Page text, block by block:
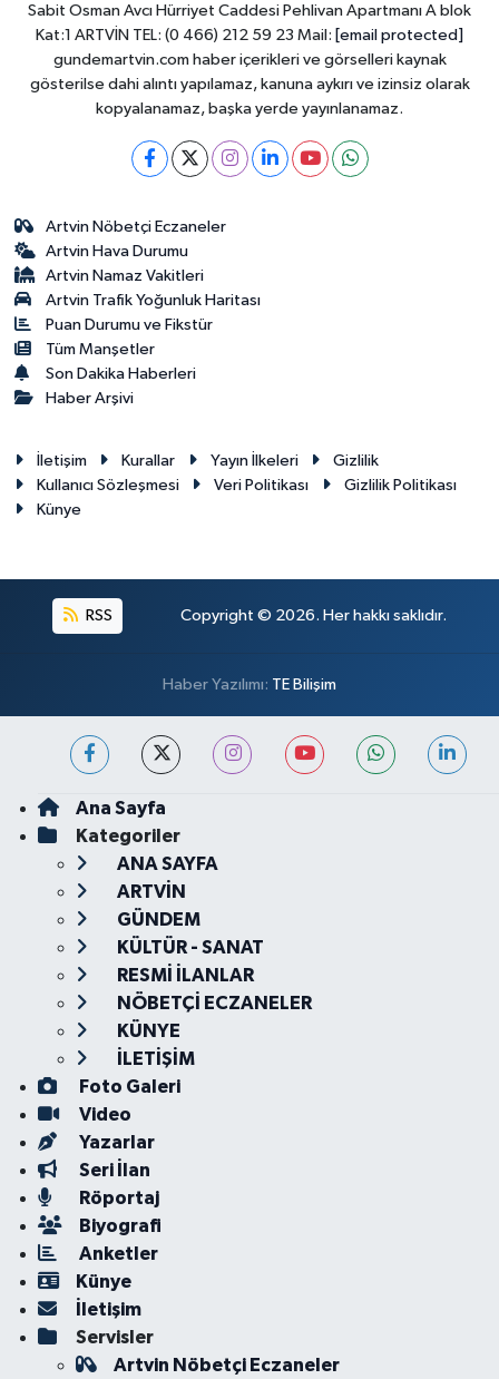
Sabit Osman Avcı Hürriyet Caddesi Pehlivan Apartmanı A blok
Kat:1 ARTVİN TEL: (0 466) 212 59 23 Mail: [email protected]
gundemartvin.com haber içerikleri ve görselleri kaynak
gösterilse dahi alıntı yapılamaz, kanuna aykırı ve izinsiz olarak
kopyalanamaz, başka yerde yayınlanamaz.
Artvin Nöbetçi Eczaneler
Artvin Hava Durumu
Artvin Namaz Vakitleri
Artvin Trafik Yoğunluk Haritası
Puan Durumu ve Fikstür
Tüm Manşetler
Son Dakika Haberleri
Haber Arşivi
İletişim Kurallar Yayın İlkeleri
Gizlilik
Kullanıcı Sözleşmesi
Veri Politikası
Gizlilik Politikası
Künye
RSS Copyright © 2026. Her hakkı saklıdır.
Haber Yazılımı: TE Bilişim
Ana Sayfa
Kategoriler
ANA SAYFA
ARTVİN
GÜNDEM
KÜLTÜR - SANAT
RESMİ İLANLAR
NÖBETÇİ ECZANELER
KÜNYE
İLETİŞİM
Foto Galeri
Video
Yazarlar
Seri İlan
Röportaj
Biyografi
Anketler
Künye
İletişim
Servisler
Artvin Nöbetçi Eczaneler